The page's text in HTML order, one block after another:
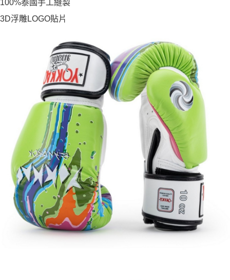
100%泰國手工縫製
3D浮雕LOGO貼片